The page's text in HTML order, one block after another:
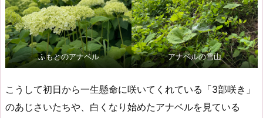
ふもとのアナベル アナベルの雪山
こうして初日から一生懸命に咲いてくれている「3部咲き」
のあじさいたちや、白くなり始めたアナベルを見ている